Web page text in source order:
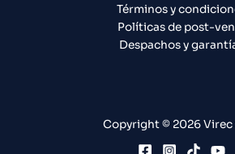
Términos y
Políticas de post-
Despachos y
Copyright © 2026 Virec